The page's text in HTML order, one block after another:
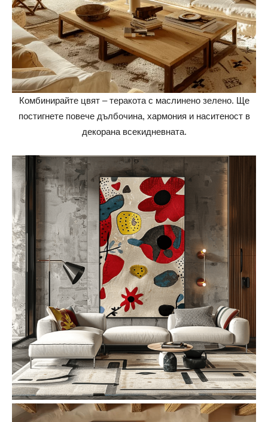
Комбинирайте цвят – теракота с маслинено зелено. Ще
постигнете повече дълбочина, хармония и наситеност в
декорана всекидневната.